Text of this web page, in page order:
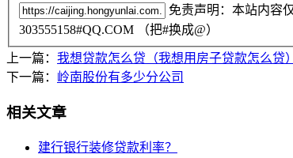
免责声明：本站内容
303555158#QQ.COM （把#换成@）
上一篇： 我想贷款怎么贷（我想用房子贷款怎么贷）
下一篇： 岭南股份有多少分公司
相关文章
建行银行装修贷款利率？